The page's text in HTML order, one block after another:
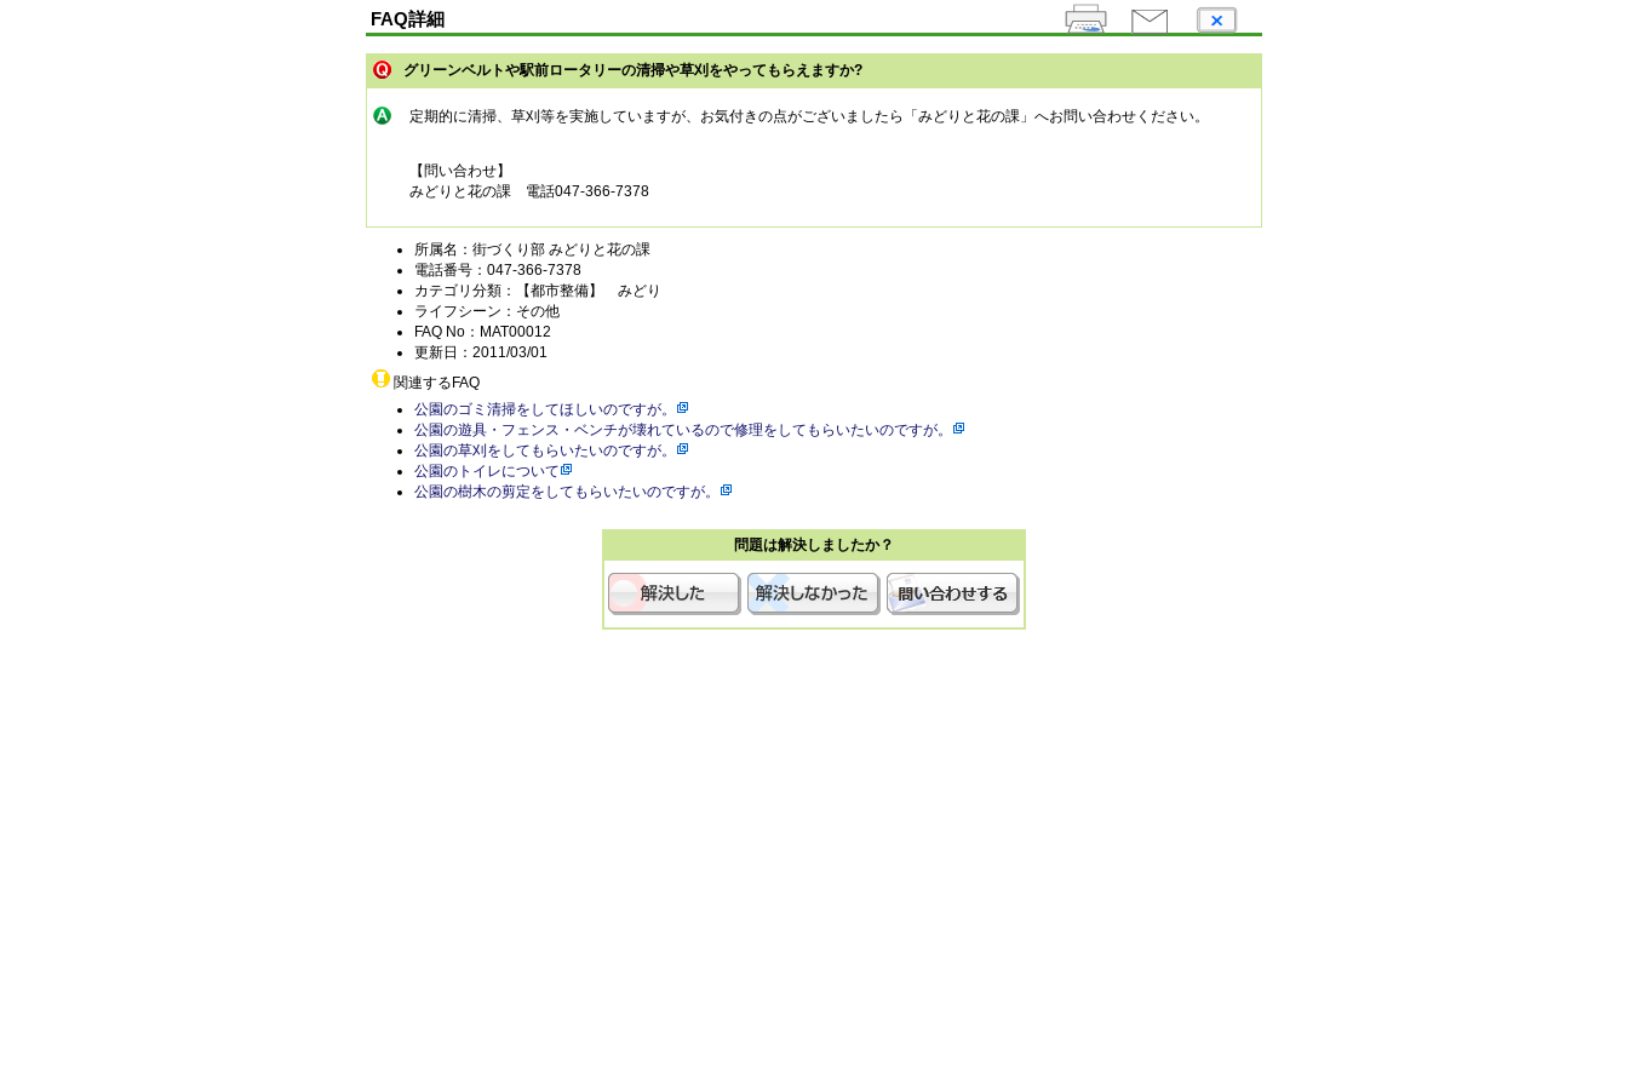
FAQ詳細
グリーンベルトや駅前ロータリーの清掃や草刈をやってもらえますか?
定期的に清掃、草刈等を実施していますが、お気付きの点がございましたら「みどりと花の課」へお問い合わせください。
【問い合わせ】
みどりと花の課 電話047-366-7378
所属名：街づくり部 みどりと花の課
電話番号：047-366-7378
カテゴリ分類：【都市整備】 みどり
ライフシーン：その他
FAQ No：MAT00012
更新日：2011/03/01
関連するFAQ
公園のゴミ清掃をしてほしいのですが。
公園の遊具・フェンス・ベンチが壊れているので修理をしてもらいたいのですが。
公園の草刈をしてもらいたいのですが。
公園のトイレについて
公園の樹木の剪定をしてもらいたいのですが。
問題は解決しましたか？